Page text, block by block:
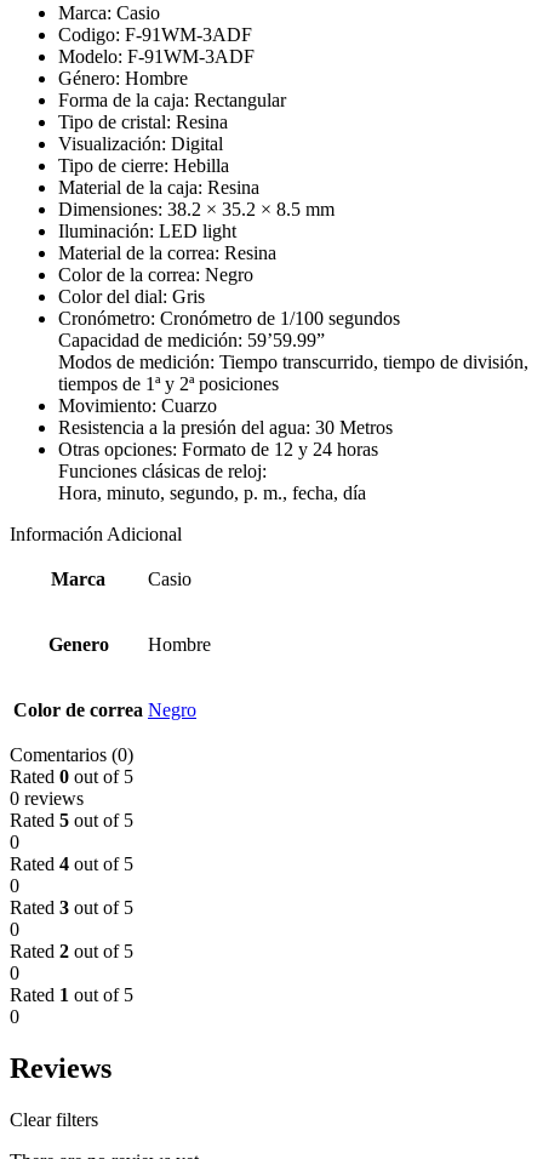
Marca: Casio
Codigo: F-91WM-3ADF
Modelo: F-91WM-3ADF
Género: Hombre
Forma de la caja: Rectangular
Tipo de cristal: Resina
Visualización: Digital
Tipo de cierre: Hebilla
Material de la caja: Resina
Dimensiones: 38.2 × 35.2 × 8.5 mm
Iluminación: LED light
Material de la correa: Resina
Color de la correa: Negro
Color del dial: Gris
Cronómetro: Cronómetro de 1/100 segundos
Capacidad de medición: 59’59.99”
Modos de medición: Tiempo transcurrido, tiempo de división,
tiempos de 1ª y 2ª posiciones
Movimiento: Cuarzo
Resistencia a la presión del agua: 30 Metros
Otras opciones: Formato de 12 y 24 horas
Funciones clásicas de reloj:
Hora, minuto, segundo, p. m., fecha, día
Información Adicional
Marca Casio
Genero Hombre
Color de correa Negro
Comentarios (0)
Rated 0 out of 5
0 reviews
Rated 5 out of 5
0
Rated 4 out of 5
0
Rated 3 out of 5
0
Rated 2 out of 5
0
Rated 1 out of 5
0
Reviews
Clear filters